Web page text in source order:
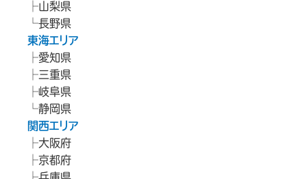
山梨県
長野県
東海エリア
愛知県
三重県
岐阜県
静岡県
関西エリア
大阪府
京都府